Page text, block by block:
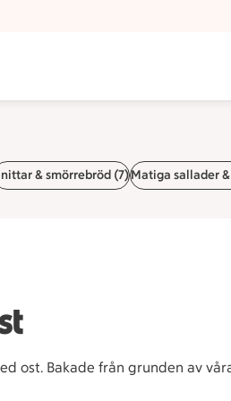
& smörrebröd (7)Matiga sallader
ost. Bakade från grunden av